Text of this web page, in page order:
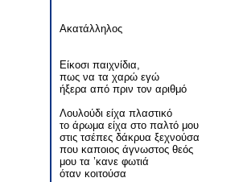
Ακατάλληλος
Είκοσι παιχνίδια,
πως να τα χαρώ εγώ
ήξερα από πριν τον αριθμό
Λουλούδι είχα πλαστικό
το άρωμα είχα στο παλτό μου
στις τσέπες δάκρυα ξεχνούσα
που καποιος άγνωστος θεός
μου τα ’κανε φωτιά
όταν κοιτούσα